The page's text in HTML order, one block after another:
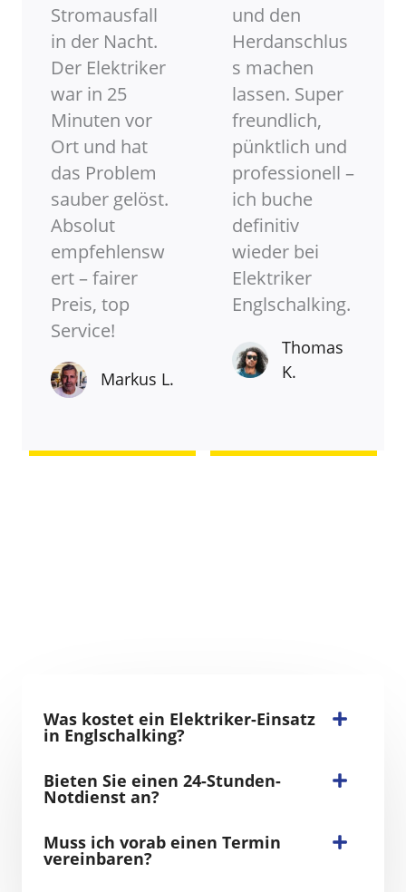
Stromausfall
in der Nacht.
Der Elektriker
war in 25
Minuten vor
Ort und hat
das Problem
sauber gelöst.
Absolut
empfehlensw
ert – fairer
Preis, top
Service!
Markus L.
und den
Herdanschlus
s machen
lassen. Super
freundlich,
pünktlich und
professionell –
ich buche
definitiv
wieder bei
Elektriker
Englschalking.
Thomas
K.
Was kostet ein Elektriker-Einsatz
in Englschalking?
Bieten Sie einen 24-Stunden-
Notdienst an?
Muss ich vorab einen Termin
vereinbaren?